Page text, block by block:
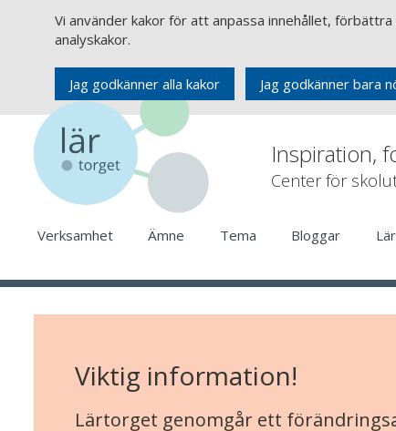
Vi använder kakor för att anpassa innehållet,
analyskakor.
Jag godkänner alla kakor Jag godkänner bara
Inspiration,
Center för
Verksamhet Ämne Tema Bloggar
Viktig information!
Lärtorget genomgår ett